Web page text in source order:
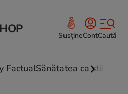
SusțineContCaută
FactualSănătatea ca stil de